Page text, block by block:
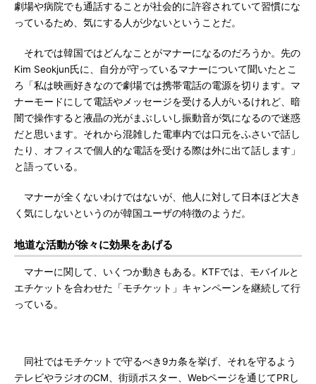
劇場や病院でも通話することが社会的に許容されていて習慣にな
っているため、気にする人が少ないということだ。
それでは韓国ではどんなことがマナーになるのだろうか。先の
Kim Seokjun氏に、自分が守っているマナーについて聞いたとこ
ろ「私は映画好きなので劇場では携帯電話の電源を切ります。マ
ナーモードにして電話やメッセージを受ける人がいるけれど、暗
闇で操作すると液晶の光がまぶしいし振動音が気になるので迷惑
だと思います。それから混雑した電車内では口元をふさいで話し
たり、オフィスで個人的な電話を受ける際は外に出て話します」
と語っている。
マナーが全くないわけではないが、他人に対して日本ほど大き
く気にしないというのが韓国ユーザの特徴のようだ。
地道な活動が徐々に効果をあげる
マナーに関して、いくつか動きもある。KTFでは、モバイルと
エチケットを合わせた「モチケット」キャンペーンを継続して行
っている。
同社ではモチケットで守るべき9カ条を挙げ、それを守るよう
テレビやラジオのCM、街頭ポスター、Webページを通じてPRし